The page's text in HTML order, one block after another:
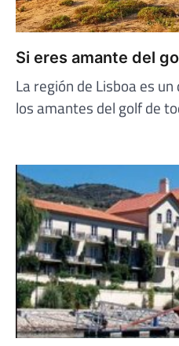
Si eres amante del
La región de Lisboa es
los amantes del golf de